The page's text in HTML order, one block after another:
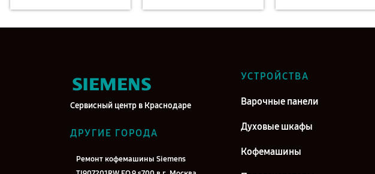
Сервисный центр в Краснодаре
ДРУГИЕ ГОРОДА
Ремонт кофемашины Siemens
УСТРОЙСТВА
Варочные панели
Духовые шкафы
Кофемашины